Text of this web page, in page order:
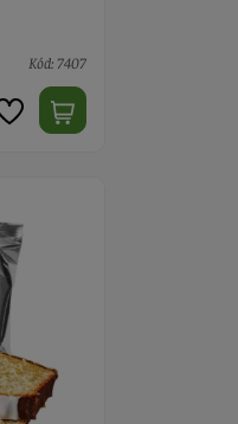
Kód: 7407